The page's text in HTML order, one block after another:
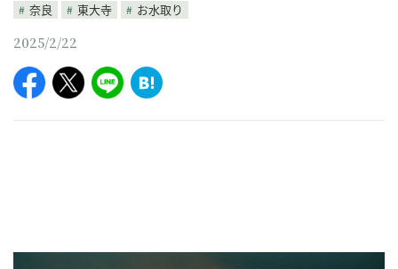
奈良
東大寺 お水取り
2025/2/22